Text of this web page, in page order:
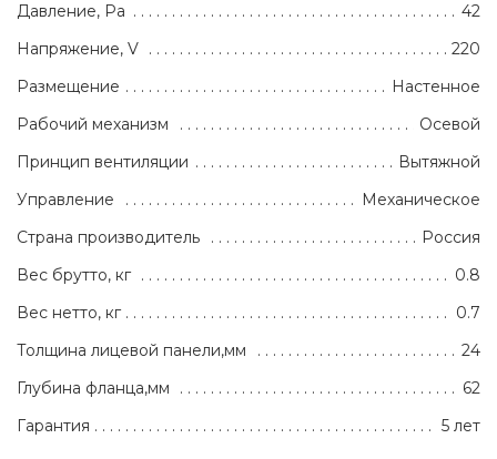
Давление, Pa
42
Напряжение, V
220
Размещение
Настенное
Рабочий механизм
Осевой
Принцип вентиляции
Вытяжной
Управление
Механическое
Страна производитель
Россия
Вес брутто, кг
0.8
Вес нетто, кг
0.7
Толщина лицевой панели,мм
24
Глубина фланца,мм
62
Гарантия
5 лет